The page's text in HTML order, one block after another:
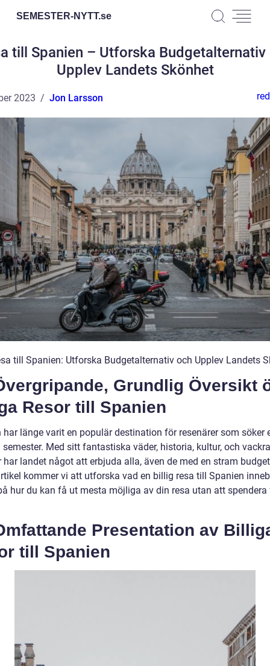
SEMESTER-NYTT.se
till Spanien – Utforska Budgetalternativ
Upplev Landets Skönhet
2023 Jon Larsson
till Spanien: Utforska Budgetalternativ och Upplev Landets
Grundlig Översikt
Resor till Spanien
har länge varit en populär destination för resenärer som söker
semester. Med sitt fantastiska väder, historia, kultur, och vackra
har landet något att erbjuda alla, även de med en stram
kommer vi att utforska vad en billig resa till Spanien
hur du kan få ut mesta möjliga av din resa utan att spendera
Presentation av
till Spanien